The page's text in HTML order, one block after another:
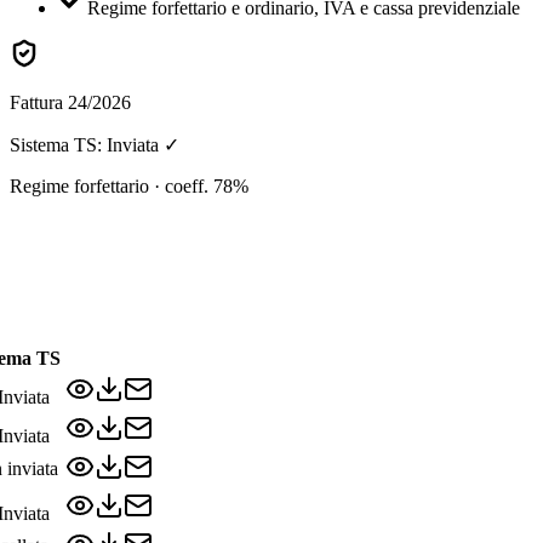
Regime forfettario e ordinario, IVA e cassa previdenziale
Fattura 24/2026
Sistema TS: Inviata ✓
Regime forfettario · coeff. 78%
TS
inviata